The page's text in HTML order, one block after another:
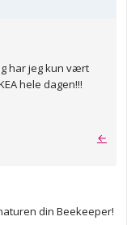
har jeg kun vært
hele dagen!!!
←
din Beekeeper!